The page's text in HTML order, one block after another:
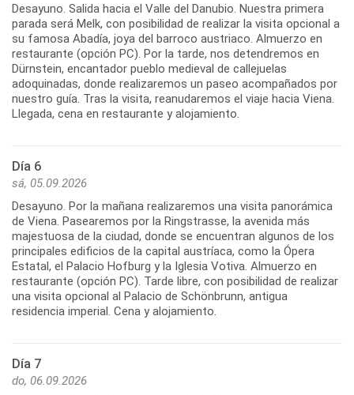
Desayuno. Salida hacia el Valle del Danubio. Nuestra primera
parada será Melk, con posibilidad de realizar la visita opcional a
su famosa Abadía, joya del barroco austriaco. Almuerzo en
restaurante (opción PC). Por la tarde, nos detendremos en
Dürnstein, encantador pueblo medieval de callejuelas
adoquinadas, donde realizaremos un paseo acompañados por
nuestro guía. Tras la visita, reanudaremos el viaje hacia Viena.
Llegada, cena en restaurante y alojamiento.
Día 6
sá, 05.09.2026
Desayuno. Por la mañana realizaremos una visita panorámica
de Viena. Pasearemos por la Ringstrasse, la avenida más
majestuosa de la ciudad, donde se encuentran algunos de los
principales edificios de la capital austríaca, como la Ópera
Estatal, el Palacio Hofburg y la Iglesia Votiva. Almuerzo en
restaurante (opción PC). Tarde libre, con posibilidad de realizar
una visita opcional al Palacio de Schönbrunn, antigua
residencia imperial. Cena y alojamiento.
Día 7
do, 06.09.2026